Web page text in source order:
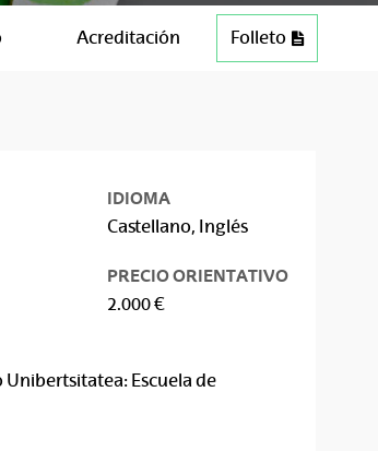
Acreditación Folleto
IDIOMA
Castellano, Inglés
PRECIO ORIENTATIVO
2.000 €
Unibertsitatea: Escuela de